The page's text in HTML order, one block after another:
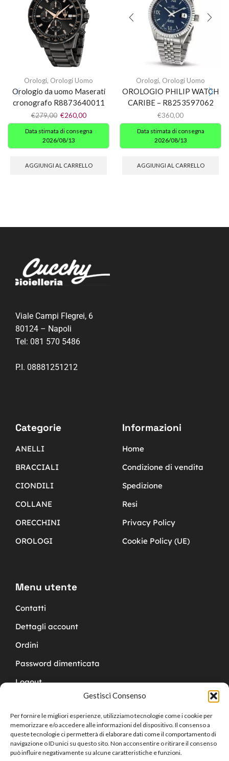
Gestisci Consenso
Per fornire le migliori esperienze, utilizziamo tecnologie come i cookie per
memorizzare e/o accedere alle informazioni del dispositivo. Il consenso a
queste tecnologie ci permetterà di elaborare dati come il comportamento di
navigazione o ID unici su questo sito. Non acconsentire o ritirare il consenso
può influire negativamente su alcune caratteristiche e funzioni.
Orologi, Orologi Uomo
Orologio da uomo Maserati
cronografo R8873640011
€279,00 €260,00
Data stimata di consegna
2026/08/13
AGGIUNGI AL CARRELLO
Orologi, Orologi Uomo
OROLOGIO PHILIP WATCH
CARIBE – R8253597062
€360,00
Data stimata di consegna
2026/08/13
AGGIUNGI AL CARRELLO
Viale Campi Flegrei, 6
80124 – Napoli
Tel: 081 570 5486
P.I. 08881251212
Categorie
ANELLI
BRACCIALI
CIONDILI
COLLANE
ORECCHINI
OROLOGI
Informazioni
Home
Condizione di vendita
Spedizione
Resi
Privacy Policy
Cookie Policy (UE)
Menu utente
Contatti
Dettagli account
Ordini
Password dimenticata
Logout
Copyright © 2024 Cucchy Gioielleria